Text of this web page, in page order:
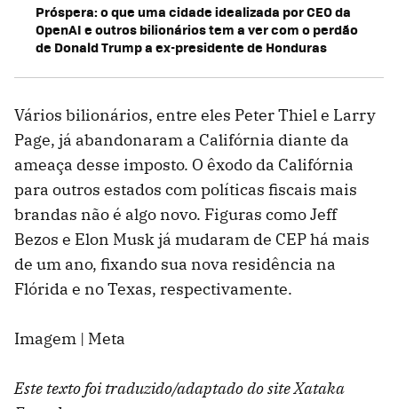
Próspera: o que uma cidade idealizada por CEO da
OpenAI e outros bilionários tem a ver com o perdão
de Donald Trump a ex-presidente de Honduras
Vários bilionários, entre eles Peter Thiel e Larry
Page, já abandonaram a Califórnia diante da
ameaça desse imposto. O êxodo da Califórnia
para outros estados com políticas fiscais mais
brandas não é algo novo. Figuras como Jeff
Bezos e Elon Musk já mudaram de CEP há mais
de um ano, fixando sua nova residência na
Flórida e no Texas, respectivamente.
Imagem | Meta
Este texto foi traduzido/adaptado do site Xataka